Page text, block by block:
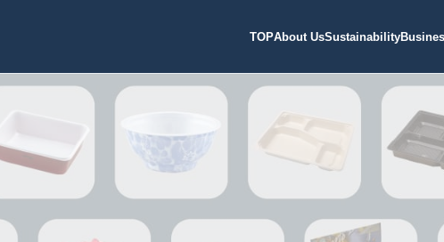
TOPAbout UsSustainability